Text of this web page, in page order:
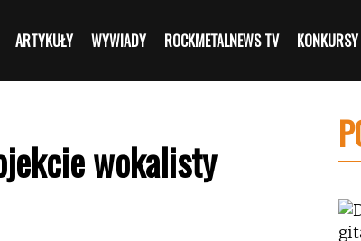
ARTYKUŁY WYWIADY ROCKMETALNEWS TV KONKURSY
wokalisty